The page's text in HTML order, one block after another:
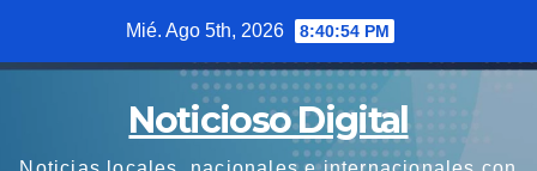
Mié. Ago 5th, 2026 8:40:55 PM
Noticioso Digital